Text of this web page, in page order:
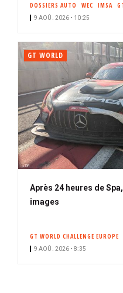
DOSSIERS AUTO WEC IMSA
9 AOÛ. 2026 • 10:25
GT WORLD
Après 24 heures de
images
GT WORLD CHALLENGE EUROPE
9 AOÛ. 2026 • 8:35